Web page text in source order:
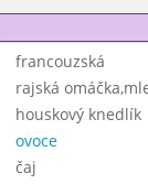
francouzská
rajská
houskový knedlík
ovoce
čaj